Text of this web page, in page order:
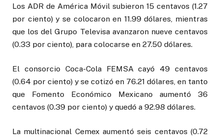
Los ADR de América Móvil subieron 15 centavos (1.27
por ciento) y se colocaron en 11.99 dólares, mientras
que los del Grupo Televisa avanzaron nueve centavos
(0.33 por ciento), para colocarse en 27.50 dólares.
El consorcio Coca-Cola FEMSA cayó 49 centavos
(0.64 por ciento) y se cotizó en 76.21 dólares, en tanto
que Fomento Económico Mexicano aumentó 36
centavos (0.39 por ciento) y quedó a 92.98 dólares.
La multinacional Cemex aumentó seis centavos (0.72